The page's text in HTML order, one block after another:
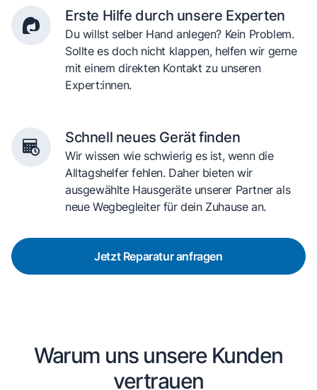
Erste Hilfe durch unsere Experten
Du willst selber Hand anlegen? Kein Problem.
Sollte es doch nicht klappen, helfen wir gerne
mit einem direkten Kontakt zu unseren
Expert:innen.
Schnell neues Gerät finden
Wir wissen wie schwierig es ist, wenn die
Alltagshelfer fehlen. Daher bieten wir
ausgewählte Hausgeräte unserer Partner als
neue Wegbegleiter für dein Zuhause an.
Jetzt Reparatur anfragen
Warum uns unsere Kunden
vertrauen